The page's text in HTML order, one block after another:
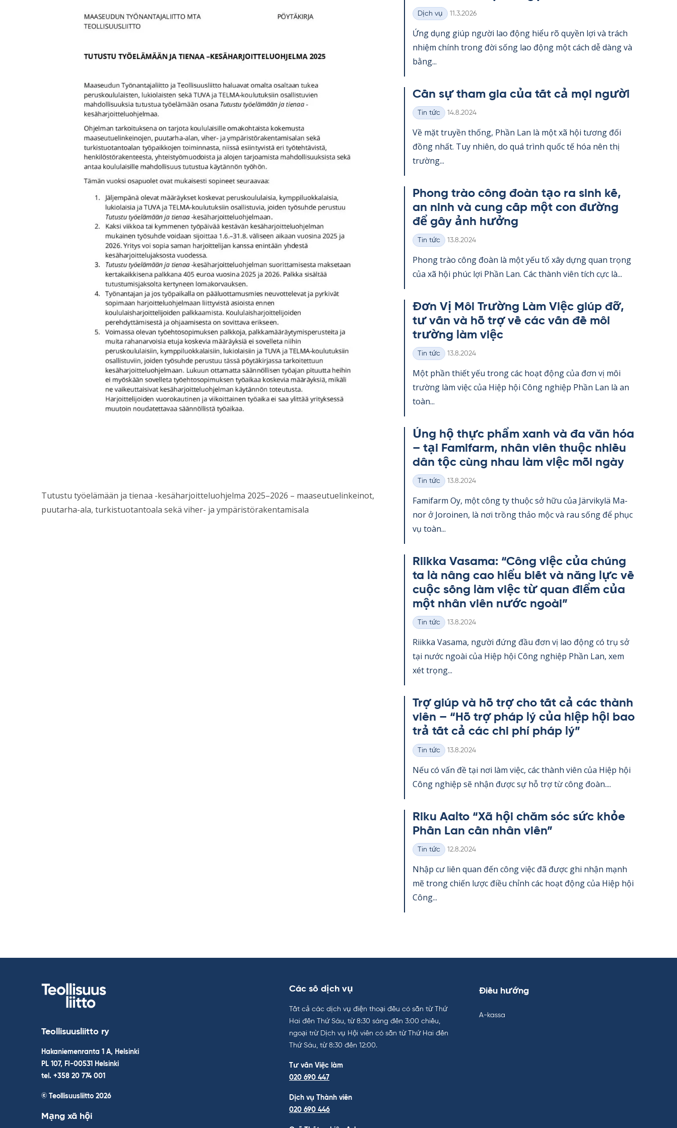
Tutustu työelämään ja tienaa -kesäharjoitteluohjelma 2025–2026 – maaseutuelinkeinot,
puutarha-ala, turkistuotantoala sekä viher- ja ympäristörakentamisala
Thể
loại
Dịch vụ Kirjoitettu
11.3.2026
Ứng dụng giúp người lao động hiểu rõ qu­yền lợi và trách
nhiệm chính trong đời sống lao động một cách dễ dàng và
bằng...
Cần sự tham gia của tất cả mọi người
Thể
loại
Tin tức Kirjoitettu
14.8.2024
Về mặt tru­yền thống, Phần Lan là một xã hội tương đối
đồng nhất. Tuy nhiên, do quá trình quốc tế hóa nên thị
trường...
Phong trào công đoàn tạo ra sinh kế,
an ninh và cung cấp một con đường
để gây ảnh hưởng
Thể
loại
Tin tức Kirjoitettu
13.8.2024
Phong trào công đoàn là một yếu tố xây dựng quan trọng
của xã hội phúc lợi Phần Lan. Các thành viên tích cực là...
Đơn Vị Môi Trường Làm Việc giúp đỡ,
tư vấn và hỗ trợ về các vấn đề môi
trường làm việc
Thể
loại
Tin tức Kirjoitettu
13.8.2024
Một phần thiết yếu trong các hoạt động của đơn vị môi
trường làm việc của Hiệp hội Công ng­hiệp Phần Lan là an
toàn...
Ủng hộ thực phẩm xanh và đa văn hóa
– tại Fa­mi­farm, nhân viên thuộc nhiều
dân tộc cùng nhau làm việc mỗi ngày
Thể
loại
Tin tức Kirjoitettu
13.8.2024
Fa­mi­farm Oy, một công ty thuộc sở hữu của Jär­vi­kylä Ma­
nor ở Jo­roi­nen, là nơi trồng thảo mộc và rau sống để phục
vụ toàn...
Riikka Va­sama: “Công việc của chúng
ta là nâng cao hiểu biết và năng lực về
cuộc sống làm việc từ quan điểm của
một nhân viên nước ngoài”
Thể
loại
Tin tức Kirjoitettu
13.8.2024
Riikka Va­sama, người đứng đầu đơn vị lao động có trụ sở
tại nước ngoài của Hiệp hội Công ng­hiệp Phần Lan, xem
xét trọng...
Trợ giúp và hỗ trợ cho tất cả các thành
viên – “Hỗ trợ pháp lý của hiệp hội bao
trả tất cả các chi phí pháp lý”
Thể
loại
Tin tức Kirjoitettu
13.8.2024
Nếu có vấn đề tại nơi làm việc, các thành viên của Hiệp hội
Công ng­hiệp sẽ nhận được sự hỗ trợ từ công đoàn....
Riku Aalto “Xã hội chăm sóc sức khỏe
Phần Lan cần nhân viên”
Thể
loại
Tin tức Kirjoitettu
12.8.2024
Nhập cư liên quan đến công việc đã được ghi nhận mạnh
mẽ trong chiến lược điều chỉnh các hoạt động của Hiệp hội
Công...
Teollisuusliitto ry
Hakaniemenranta 1 A, Helsinki
PL 107, FI-00531 Helsinki
tel. +358 20 774 001
© Teollisuusliitto 2026
Mạng xã hội
Các số dịch vụ
Tất cả các dịch vụ điện thoại đều có sẵn từ Thứ
Hai đến Thứ Sáu, từ 8:30 sáng đến 3:00 chiều,
ngoại trừ Dịch vụ Hội viên có sẵn từ Thứ Hai đến
Thứ Sáu, từ 8:30 đến 12:00.
Tư vấn Việc làm
020 690 447
Dịch vụ Thành viên
020 690 446
Điều hướng
A-kassa